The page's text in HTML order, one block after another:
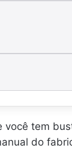
você tem
do